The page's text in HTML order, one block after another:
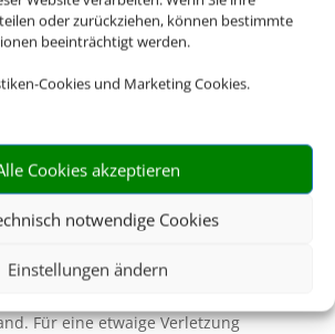
oder zurückziehen, können bestimmte
beeinträchtigt werden.
Cookies und Marketing Cookies.
Cookies akzeptieren
notwendige Cookies
Einstellungen ändern
sowie die ungefähren Fristen
Visa sowie
Formalitäten unterrichtet.
nicht ausdrücklich vereinbart,
dieser Pass- und
sowie der
Formalitäten und aller
Durchführung der Reise geltenden
Dazu gehört insbesondere die
Für eine etwaige Verletzung